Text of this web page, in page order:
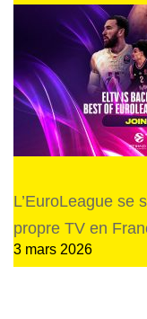
L’EuroLeague se
propre TV en
3 mars 2026